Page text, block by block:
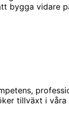
bygga vidare
tillväxt i